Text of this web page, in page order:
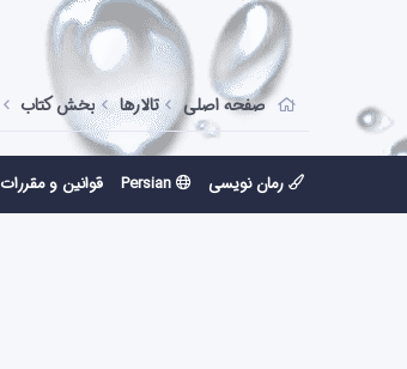
صفحه اصلی تالارها بخش کتاب
رمان نویسی Persian قوانین و مقررات